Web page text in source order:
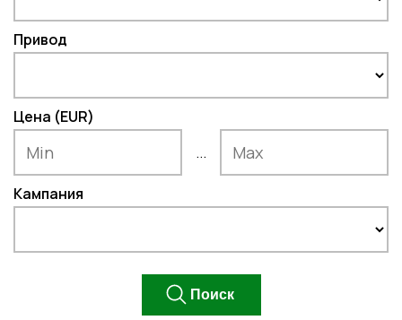
Привод
Цена (EUR)
...
Кампания